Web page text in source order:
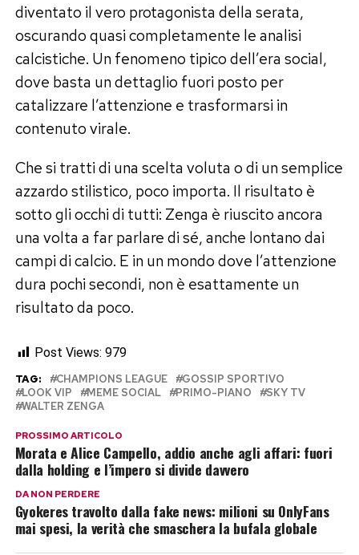
diventato il vero protagonista della serata,
oscurando quasi completamente le analisi
calcistiche. Un fenomeno tipico dell’era social,
dove basta un dettaglio fuori posto per
catalizzare l’attenzione e trasformarsi in
contenuto virale.
Che si tratti di una scelta voluta o di un semplice
azzardo stilistico, poco importa. Il risultato è
sotto gli occhi di tutti: Zenga è riuscito ancora
una volta a far parlare di sé, anche lontano dai
campi di calcio. E in un mondo dove l’attenzione
dura pochi secondi, non è esattamente un
risultato da poco.
Post Views: 979
TAG: CHAMPIONS LEAGUE
GOSSIP SPORTIVO
LOOK VIP
MEME SOCIAL PRIMO-PIANO
SKY TV
WALTER ZENGA
PROSSIMO ARTICOLO
Morata e Alice Campello, addio anche agli affari: fuori
dalla holding e l’impero si divide davvero
DA NON PERDERE
Gyokeres travolto dalla fake news: milioni su OnlyFans
mai spesi, la verità che smaschera la bufala globale